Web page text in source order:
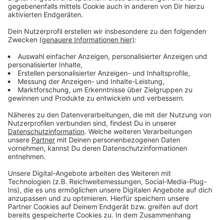
Stark Rückläufig sind auch die Zahlen bei den
Einbrüchen und den Taschendiebstählen. Dafür gab es
8 Prozent mehr Drogendelikte und gut 18 Prozent
mehr Sexualverbrechen in Düsseldorf.
Anzeige
Weitere Infos und Links zum Thema
Anzeige
NRW-Kriminalitätsstatistik: Einbruchszahlen auf
Rekordtief, Anstieg bei Kinderpornographie
Düsseldorf: immer weniger Straftaten